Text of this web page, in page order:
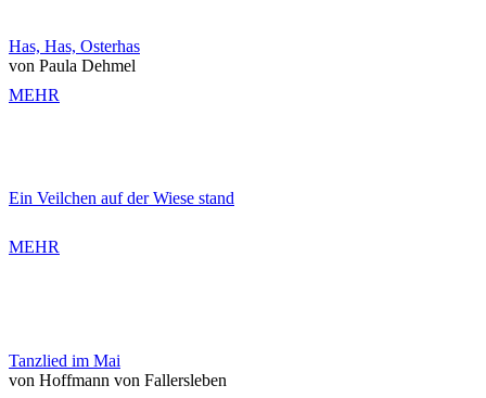
Has, Has, Osterhas
von Paula Dehmel
MEHR
Ein Veilchen auf der Wiese stand
MEHR
Tanzlied im Mai
von Hoffmann von Fallersleben